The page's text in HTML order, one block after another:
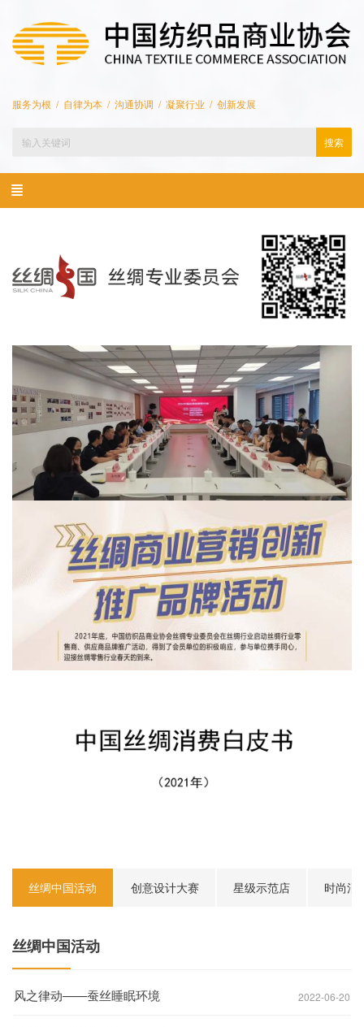
服务为根 / 自律为本 / 沟通协调 / 凝聚行业 / 创新发展
搜索
丝绸中国活动 创意设计大赛 星级示范店 时尚消
丝绸中国活动
风之律动——蚕丝睡眠环境 2022-06-20